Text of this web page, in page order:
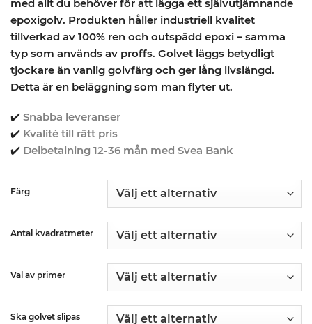
med allt du behöver för att lägga ett självutjämnande
epoxigolv. Produkten håller industriell kvalitet
tillverkad av 100% ren och outspädd epoxi – samma
typ som används av proffs. Golvet läggs betydligt
tjockare än vanlig golvfärg och ger lång livslängd.
Detta är en beläggning som man flyter ut.
✔️ Snabba leveranser
✔️ Kvalité till rätt pris
✔️ Delbetalning 12-36 mån med Svea Bank
Färg
Antal kvadratmeter
Val av primer
Ska golvet slipas